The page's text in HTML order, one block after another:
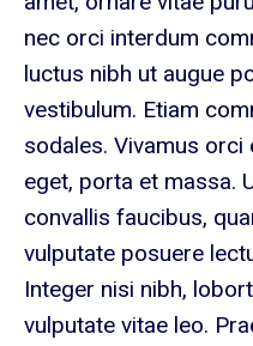
nec orci interdum
luctus nibh ut augue
vestibulum. Etiam
sodales. Vivamus
eget, porta et massa.
convallis faucibus,
vulputate posuere
Integer nisi nibh,
vulputate vitae leo.